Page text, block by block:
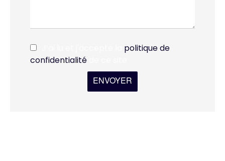
politique de
confidentialité
ENVOYER